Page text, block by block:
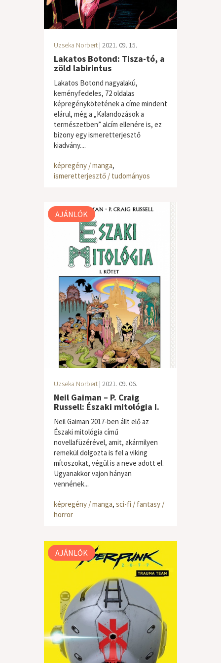
Uzseka Norbert | 2021. 09. 15.
Lakatos Botond: Tisza-tó, a
zöld labirintus
Lakatos Botond nagyalakú,
keményfedeles, 72 oldalas
képregénykötetének a címe mindent
elárul, még a „Kalandozások a
természetben” alcím ellenére is, ez
bizony egy ismeretterjesztő
kiadvány....
képregény / manga,
ismeretterjesztő / tudományos
AJÁNLÓK
Uzseka Norbert | 2021. 09. 06.
Neil Gaiman – P. Craig
Russell: Északi mitológia I.
Neil Gaiman 2017-ben állt elő az
Északi mitológia című
novellafüzérével, amit, akármilyen
remekül dolgozta is fel a viking
mítoszokat, végül is a neve adott el.
Ugyanakkor vajon hányan
vennének...
képregény / manga, sci-fi / fantasy /
horror
AJÁNLÓK